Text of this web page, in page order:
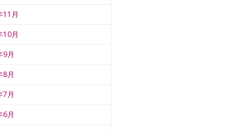
11月
10月
9月
8月
7月
6月